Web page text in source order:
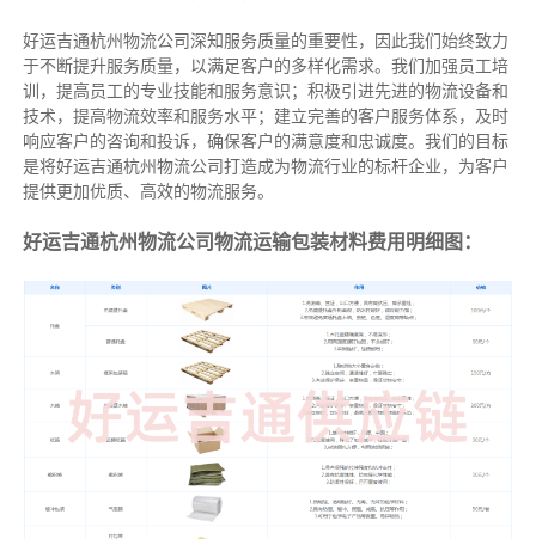
好运吉通杭州物流公司深知服务质量的重要性，因此我们始终致力
于不断提升服务质量，以满足客户的多样化需求。我们加强员工培
训，提高员工的专业技能和服务意识；积极引进先进的物流设备和
技术，提高物流效率和服务水平；建立完善的客户服务体系，及时
响应客户的咨询和投诉，确保客户的满意度和忠诚度。我们的目标
是将好运吉通杭州物流公司打造成为物流行业的标杆企业，为客户
提供更加优质、高效的物流服务。
好运吉通杭州物流公司物流运输包装材料费用明细图：